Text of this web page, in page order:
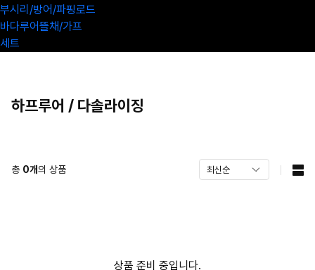
부시리/방어/파핑로드
바다루어뜰채/가프
세트
하프루어 / 다솔라이징
총 0개의 상품
상품 준비 중입니다.